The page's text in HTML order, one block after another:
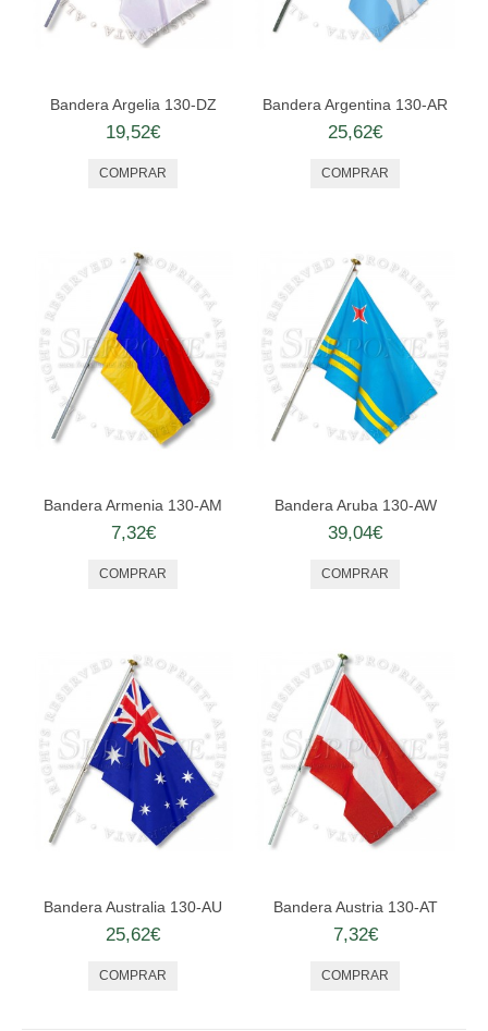
Bandera Argelia 130-DZ
19,52€
Bandera Argentina 130-AR
25,62€
Bandera Armenia 130-AM
7,32€
Bandera Aruba 130-AW
39,04€
Bandera Australia 130-AU
25,62€
Bandera Austria 130-AT
7,32€